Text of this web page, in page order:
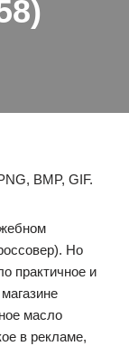
BMP, GIF.
Но
практичное и
масло
в рекламе,